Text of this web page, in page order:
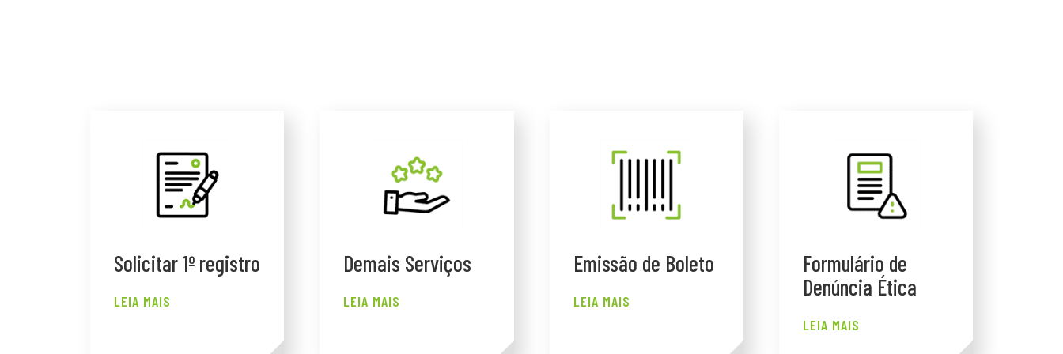
Solicitar 1º registro
LEIA MAIS
Demais Serviços
LEIA MAIS
Emissão de Boleto
LEIA MAIS
Formulário de
Denúncia Ética
LEIA MAIS